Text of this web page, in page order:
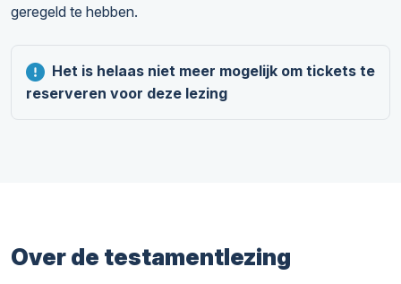
geregeld te hebben.
Het is helaas niet meer mogelijk om tickets te
reserveren voor deze lezing
Over de testamentlezing